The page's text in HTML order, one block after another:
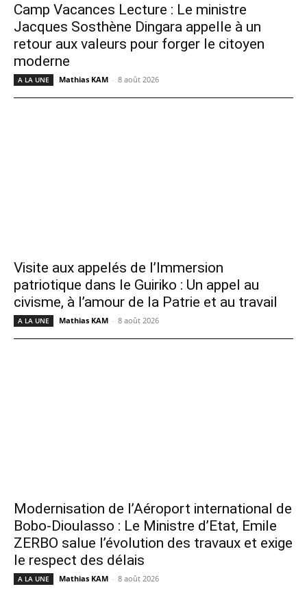
Camp Vacances Lecture : Le ministre
Jacques Sosthène Dingara appelle à un
retour aux valeurs pour forger le citoyen
moderne
A LA UNE Mathias KAM - 8 août 2026
Visite aux appelés de l’Immersion
patriotique dans le Guiriko : Un appel au
civisme, à l’amour de la Patrie et au travail
A LA UNE Mathias KAM - 8 août 2026
Modernisation de l’Aéroport international de
Bobo-Dioulasso : Le Ministre d’Etat, Emile
ZERBO salue l’évolution des travaux et exige
le respect des délais
A LA UNE Mathias KAM - 8 août 2026